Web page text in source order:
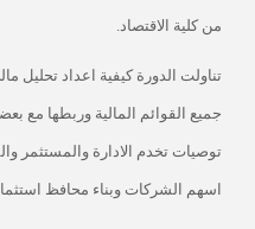
من كلية الاقتصاد.
تناولت الدورة كيفية اعداد تحليل
جميع القوائم المالية وربطها مع
توصيات تخدم الادارة والمستثمر
اسهم الشركات وبناء محافظ